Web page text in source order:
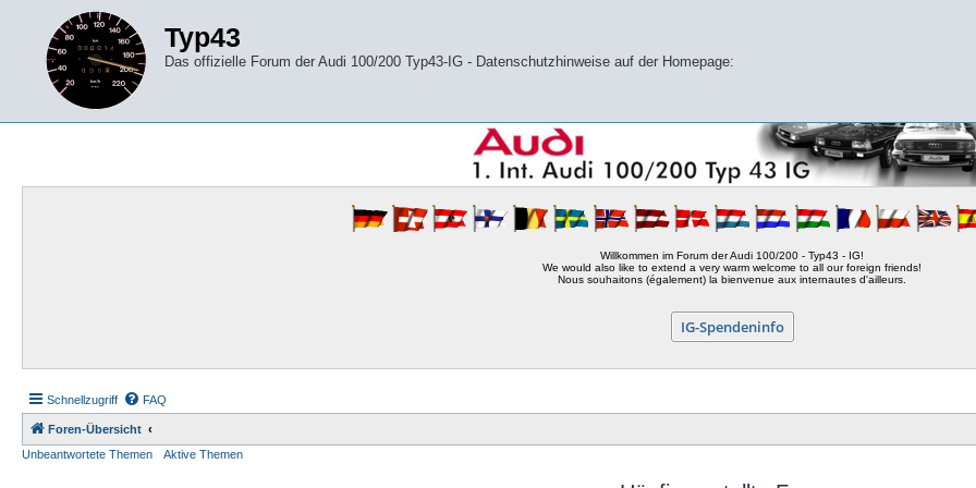
Typ43
Das offizielle Forum der Audi 100/200 Typ43-IG - Datenschutzhinweise auf der Homepage:
Willkommen im Forum der Audi 100/200 - Typ43 - IG!
We would also like to extend a very warm welcome to all our foreign friends!
Nous souhaitons (également) la bienvenue aux internautes d'ailleurs.
IG-Spendeninfo
Schnellzugriff FAQ
Foren-Übersicht
Unbeantwortete Themen
Aktive Themen